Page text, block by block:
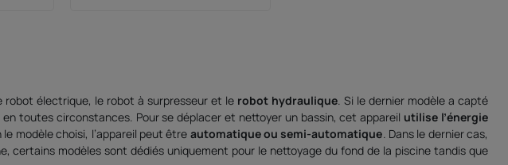
robot électrique, le robot à surpresseur et le robot hydraulique. Si le dernier modèle a capté
toutes circonstances. Pour se déplacer et nettoyer un bassin, cet appareil utilise l’énergie
le modèle choisi, l’appareil peut être automatique ou semi-automatique. Dans le dernier cas,
certains modèles sont dédiés uniquement pour le nettoyage du fond de la piscine tandis que